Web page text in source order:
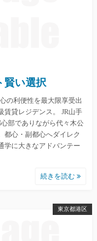
賢い選択
の利便性を最大限享受出
賃貸レジデンス。 JR山手
部でありながら代々木公
都心・副都心へダイレク
学に大きなアドバンテー
続きを読む
東京都港区